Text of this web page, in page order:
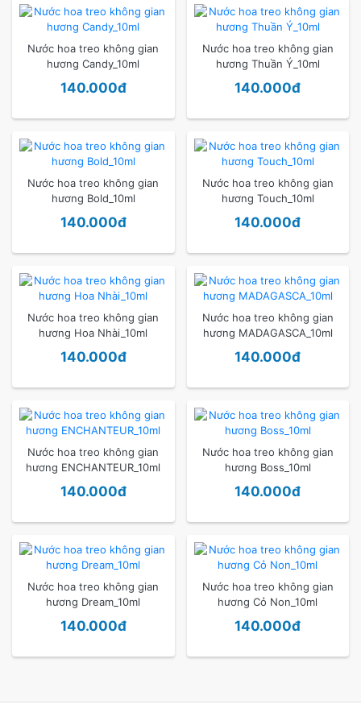
Nước hoa treo không gian
hương Candy_10ml
140.000đ
Nước hoa treo không gian
hương Thuần Ý_10ml
140.000đ
Nước hoa treo không gian
hương Bold_10ml
140.000đ
Nước hoa treo không gian
hương Touch_10ml
140.000đ
Nước hoa treo không gian
hương Hoa Nhài_10ml
140.000đ
Nước hoa treo không gian
hương MADAGASCA_10ml
140.000đ
Nước hoa treo không gian
hương ENCHANTEUR_10ml
140.000đ
Nước hoa treo không gian
hương Boss_10ml
140.000đ
Nước hoa treo không gian
hương Dream_10ml
140.000đ
Nước hoa treo không gian
hương Cỏ Non_10ml
140.000đ